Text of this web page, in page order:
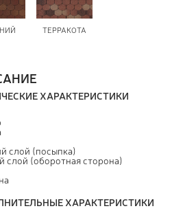
ТЕРРАКОТА
ХАРАКТЕРИСТИКИ
слой (посыпка)
слой (оборотная сторона)
ХАРАКТЕРИСТИКИ